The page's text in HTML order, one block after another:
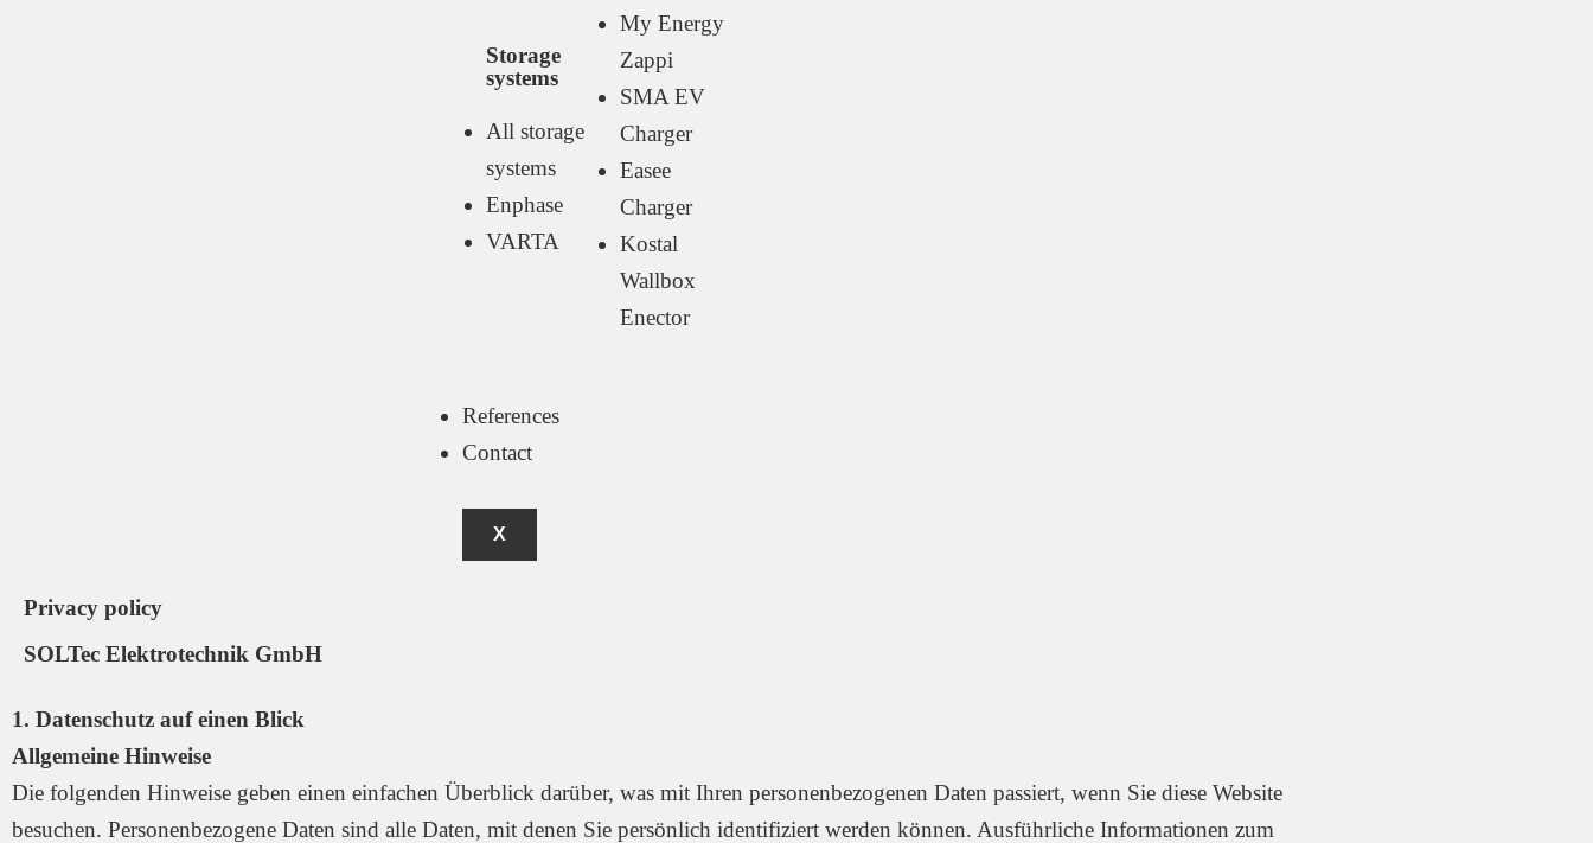
Storage
systems
All storage
systems
Enphase
VARTA
My Energy
Zappi
SMA EV
Charger
Easee
Charger
Kostal
Wallbox
Enector
References
Contact
X
Privacy policy
SOLTec Elektrotechnik GmbH
1. Datenschutz auf einen Blick
Allgemeine Hinweise
Die folgenden Hinweise geben einen einfachen Überblick darüber, was mit Ihren personenbezogenen Daten passiert, wenn Sie diese Website
besuchen. Personenbezogene Daten sind alle Daten, mit denen Sie persönlich identifiziert werden können. Ausführliche Informationen zum